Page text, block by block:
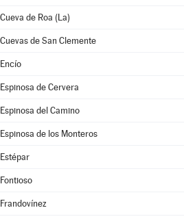
Cueva de Roa (La)
Cuevas de San Clemente
Encío
Espinosa de Cervera
Espinosa del Camino
Espinosa de los Monteros
Estépar
Fontioso
Frandovínez